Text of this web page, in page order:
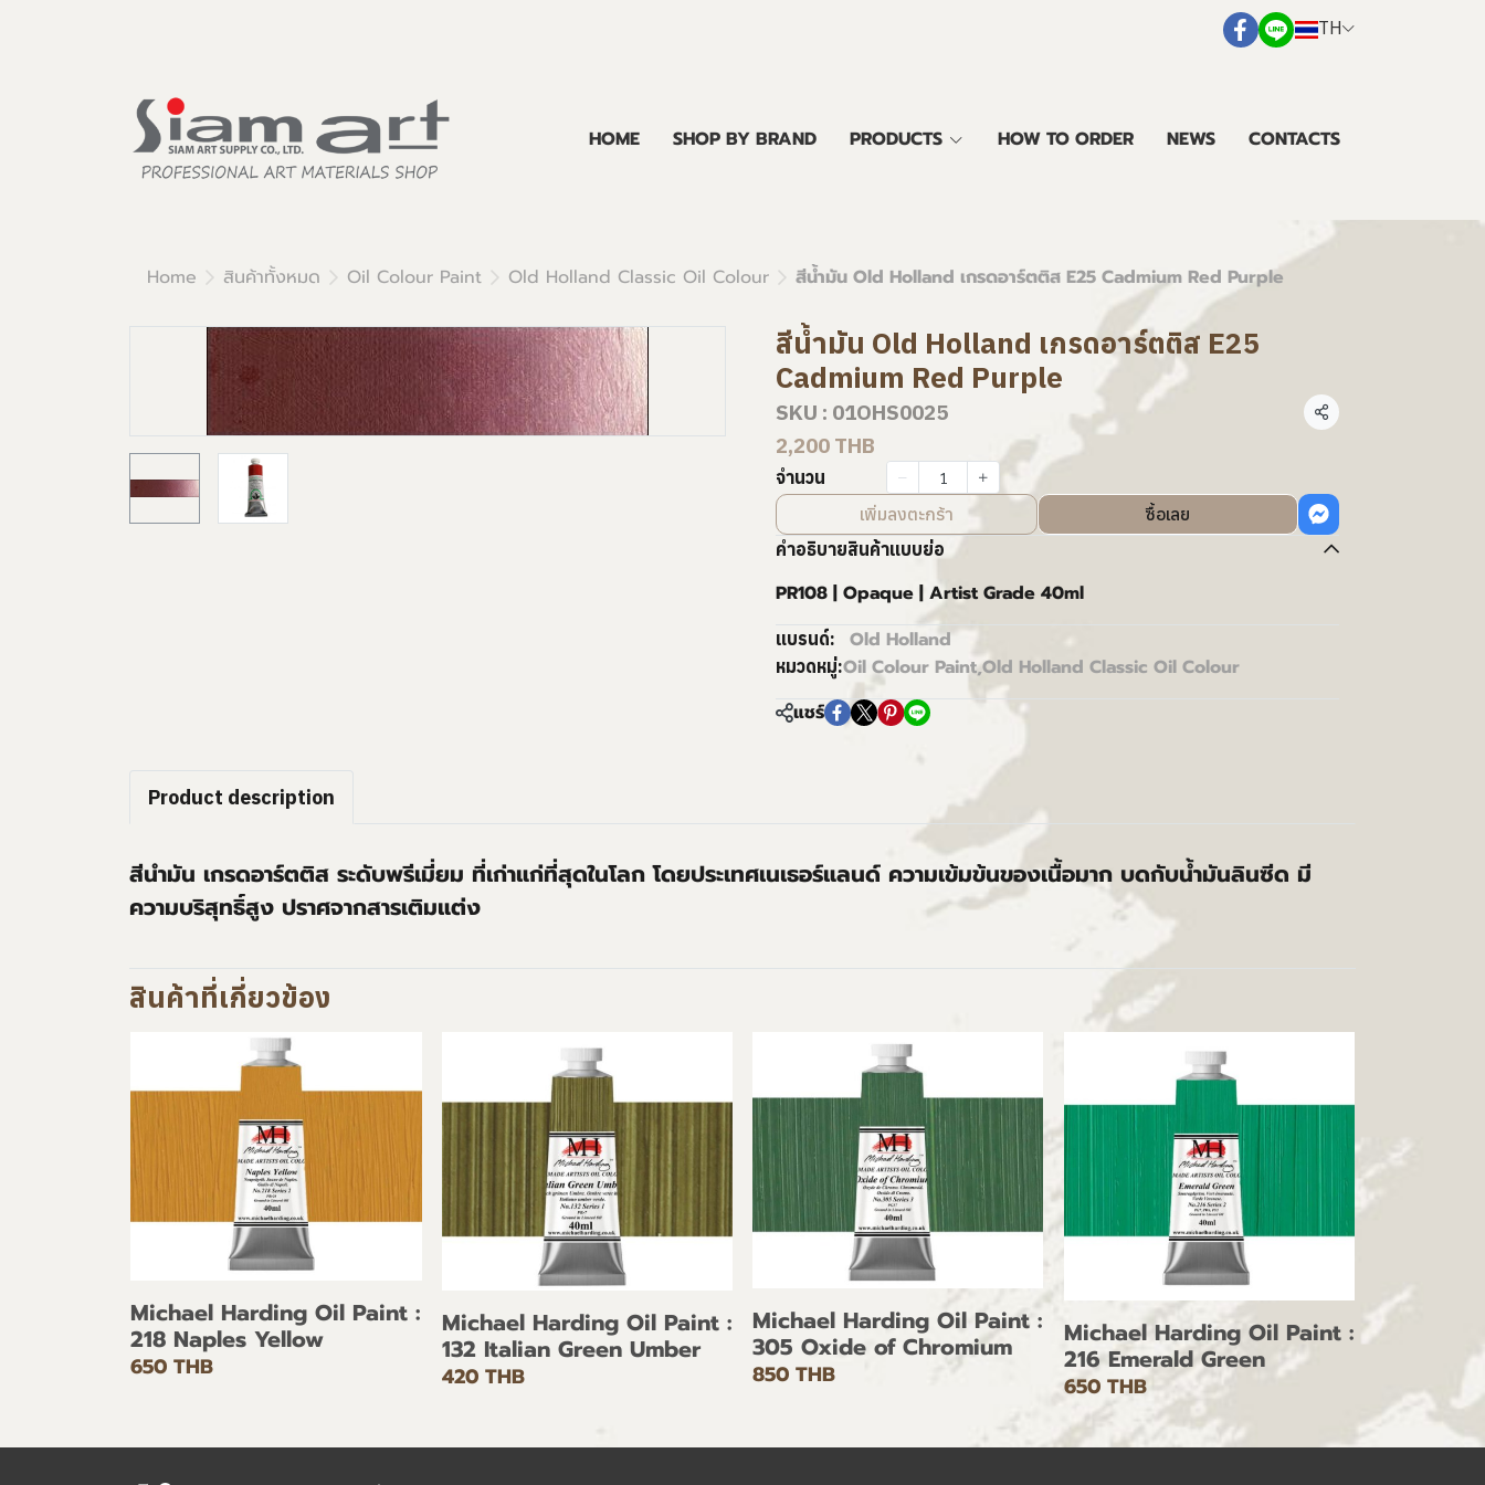
TH
HOME SHOP BY BRAND PRODUCTS HOW TO ORDER NEWS CONTACTS
Home สินค้าทั้งหมด Oil Colour Paint Old Holland Classic Oil Colour สีน้ำมัน Old Holland เกรดอาร์ตติส E25 Cadmium Red Purple
สีน้ำมัน Old Holland เกรดอาร์ตติส E25
Cadmium Red Purple
SKU : 01OHS0025 แชร์
2,200 THB
จำนวน
เพิ่มลงตะกร้า
ซื้อเลย
คำอธิบายสินค้าแบบย่อ
PR108 | Opaque | Artist Grade 40ml
แบรนด์: Old Holland
หมวดหมู่:Oil Colour Paint,Old Holland Classic Oil Colour
แชร์
Product description
สีนำมัน เกรดอาร์ตติส ระดับพรีเมี่ยม ที่เก่าแก่ที่สุดในโลก โดยประเทศเนเธอร์แลนด์ ความเข้มข้นของเนื้อมาก บดกับน้ำมันลินซีด มี
ความบริสุทธิ์สูง ปราศจากสารเติมแต่ง
สินค้าที่เกี่ยวข้อง
Michael Harding Oil Paint :
218 Naples Yellow
650 THB
Michael Harding Oil Paint :
132 Italian Green Umber
420 THB
Michael Harding Oil Paint :
305 Oxide of Chromium
850 THB
Michael Harding Oil Paint :
216 Emerald Green
650 THB